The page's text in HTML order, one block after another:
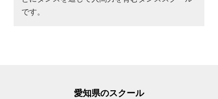
です。
愛知県のスクール